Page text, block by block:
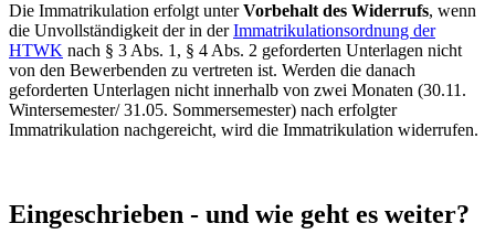
Die Immatrikulation erfolgt unterVorbehalt des Widerrufs, wenn
die Unvollständigkeit der in derImmatrikulationsordnung der
HTWK nach § 3 Abs. 1, § 4 Abs. 2 geforderten Unterlagen nicht
von den Bewerbenden zu vertreten ist. Werden die danach
geforderten Unterlagen nicht innerhalb von zwei Monaten (30.11.
Wintersemester/ 31.05. Sommersemester) nach erfolgter
Immatrikulation nachgereicht, wird die Immatrikulation widerrufen.
Eingeschrieben - und wie geht es weiter?